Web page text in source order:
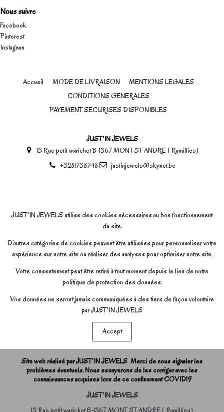
Nous suivre
Facebook
Pinterest
Instagram
Accueil MODE DE LIVRAISON
MENTIONS LEGALES
CONDITIONS GENERALES
PAYEMENT SECURISES DISPONIBLES
JUST'IN JEWELS
13 Rue petit warichet B-1367 MONT ST ANDRE ( Ramillies)
+3281738748
justinjewels@skynet.be
JUST'IN JEWELS utilise des cookies nécessaires au bon fonctionnement
du site.
D’autres catégories de cookies peuvent être utilisées pour personnaliser votre
expérience sur notre site ou réaliser des analyses pour optimiser notre site.
Votre consentement peut être retiré à tout moment depuis le lien de notre
politique de protection des données.
Vos données ne seront jamais communiquées à des tiers de façon volontaire
par JUST'IN JEWELS
Accept
Site web réalisé par JUST'IN JEWELS Merci de nous signaler les
problèmes éventuels. Nous essayerons de les corriger avec les
connaissances acquises lors de ce confinement COVID19
JUST'IN JEWELS